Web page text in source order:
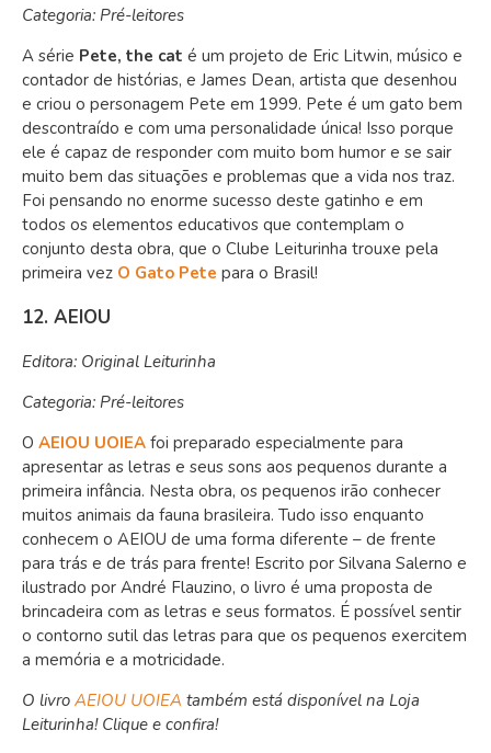
Categoria: Pré-leitores
A série Pete, the cat é um projeto de Eric Litwin, músico e
contador de histórias, e James Dean, artista que desenhou
e criou o personagem Pete em 1999. Pete é um gato bem
descontraído e com uma personalidade única! Isso porque
ele é capaz de responder com muito bom humor e se sair
muito bem das situações e problemas que a vida nos traz.
Foi pensando no enorme sucesso deste gatinho e em
todos os elementos educativos que contemplam o
conjunto desta obra, que o Clube Leiturinha trouxe pela
primeira vez O Gato Pete para o Brasil!
12. AEIOU
Editora: Original Leiturinha
Categoria: Pré-leitores
O AEIOU UOIEA foi preparado especialmente para
apresentar as letras e seus sons aos pequenos durante a
primeira infância. Nesta obra, os pequenos irão conhecer
muitos animais da fauna brasileira. Tudo isso enquanto
conhecem o AEIOU de uma forma diferente – de frente
para trás e de trás para frente! Escrito por Silvana Salerno e
ilustrado por André Flauzino, o livro é uma proposta de
brincadeira com as letras e seus formatos. É possível sentir
o contorno sutil das letras para que os pequenos exercitem
a memória e a motricidade.
O livro AEIOU UOIEA também está disponível na Loja
Leiturinha! Clique e confira!